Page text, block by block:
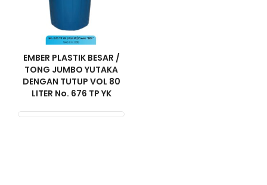
EMBER PLASTIK BESAR /
TONG JUMBO YUTAKA
DENGAN TUTUP VOL 80
LITER No. 676 TP YK